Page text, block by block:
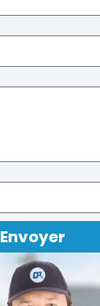
Envoyer